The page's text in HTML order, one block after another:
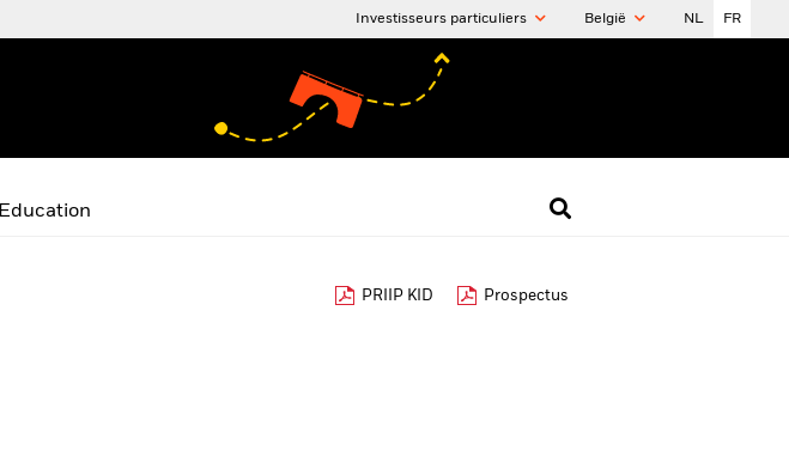
Investisseurs particuliers België NL FR
Education
PRIIP KID Prospectus